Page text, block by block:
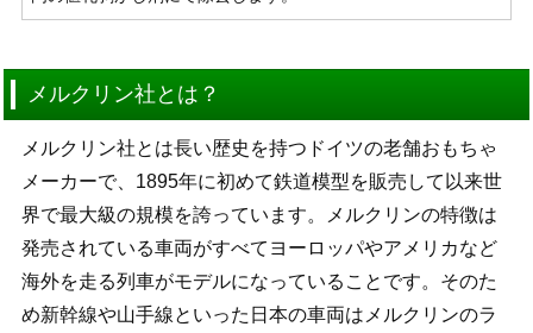
メルクリン社とは？
メルクリン社とは長い歴史を持つドイツの老舗おもちゃ
メーカーで、1895年に初めて鉄道模型を販売して以来世
界で最大級の規模を誇っています。メルクリンの特徴は
発売されている車両がすべてヨーロッパやアメリカなど
海外を走る列車がモデルになっていることです。そのた
め新幹線や山手線といった日本の車両はメルクリンのラ